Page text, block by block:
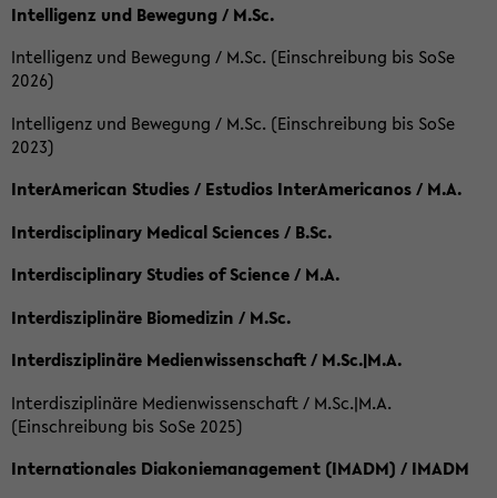
Intelligenz und Bewegung / M.Sc.
Intelligenz und Bewegung / M.Sc. (Einschreibung bis SoSe
2026)
Intelligenz und Bewegung / M.Sc. (Einschreibung bis SoSe
2023)
InterAmerican Studies / Estudios InterAmericanos / M.A.
Interdisciplinary Medical Sciences / B.Sc.
Interdisciplinary Studies of Science / M.A.
Interdisziplinäre Biomedizin / M.Sc.
Interdisziplinäre Medienwissenschaft / M.Sc.|M.A.
Interdisziplinäre Medienwissenschaft / M.Sc.|M.A.
(Einschreibung bis SoSe 2025)
Internationales Diakoniemanagement (IMADM) / IMADM